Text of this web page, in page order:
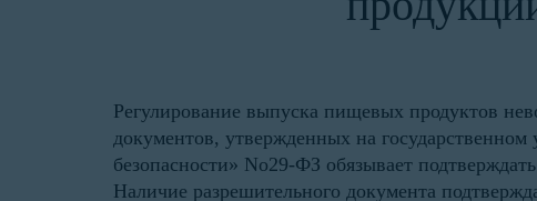
Регулирование выпуска пищевых продуктов
документов, утвержденных на
безопасности» No29-ФЗ обязывает
Наличие разрешительного документа